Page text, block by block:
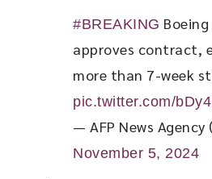
#BREAKING
approves contract,
more than 7-week
pic.twitter.com/
— AFP News Agency
November 5, 2024